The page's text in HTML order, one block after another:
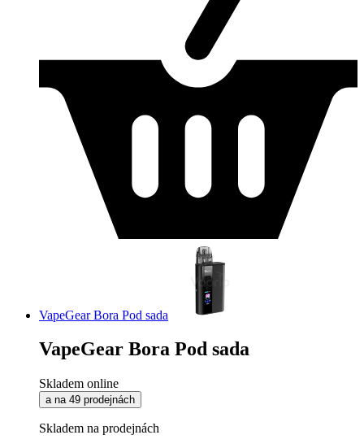
VapeGear Bora Pod sada
VapeGear Bora Pod sada
Skladem online
a na 49 prodejnách
Skladem na prodejnách